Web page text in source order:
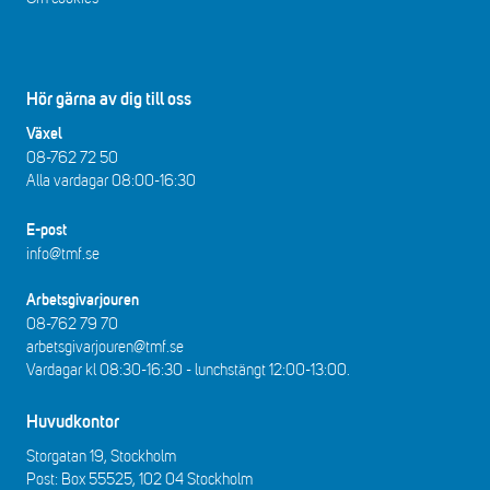
Hör gärna av dig till oss
Växel
08-762 72 50
Alla vardagar 08:00-16:30​​
E-post
info@tmf.se
Arbetsgivarjouren
08-762 79 70
arbetsgivarjouren@tmf.se
Vardagar kl 08:30-16:30 - lunchstängt 12:00-13:00​.
Huvudkontor
Storgatan 19, Stockholm
Post: Box 55525, 102 04 Stockholm